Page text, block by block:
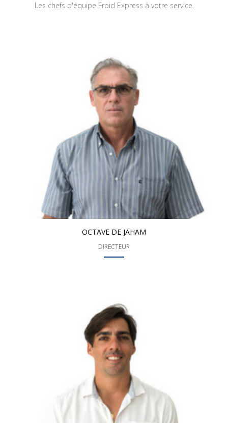
Les chefs d'équipe Froid Express à votre service.
OCTAVE DE JAHAM
DIRECTEUR